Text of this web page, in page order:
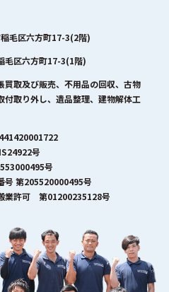
毛区六方町17-3(2階)
毛区六方町17-3(1階)
買取及び販売、不用品の回収、古物
付取り外し、遺品整理、建物解体工
号
号
号 第205520000495号
業許可 第01200235128号